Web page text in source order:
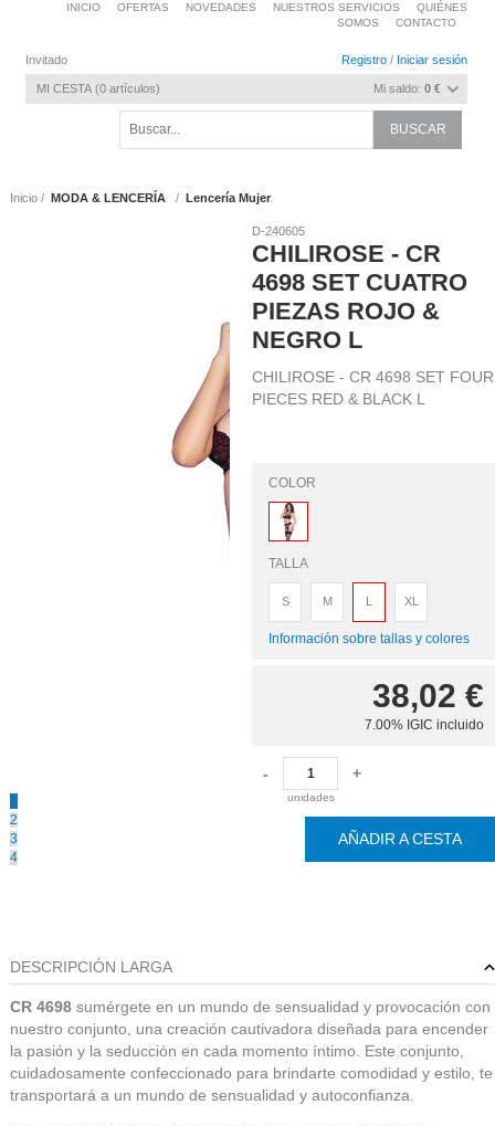
Invitado Registro / Iniciar sesión
MI CESTA 0 artículos Mi saldo: 0 €
INICIO OFERTAS NOVEDADES NUESTROS SERVICIOS
QUIÉNES
SOMOS
CONTACTO
Inicio MODA & LENCERÍA Lencería Mujer
2
3
4
D-240605
CHILIROSE - CR
4698 SET CUATRO
PIEZAS ROJO &
NEGRO L
CHILIROSE - CR 4698 SET FOUR
PIECES RED & BLACK L
COLOR
TALLA
S M L XL
Información sobre tallas y colores
38,02 €
7.00% IGIC incluido
-
unidades
+
AÑADIR A CESTA
DESCRIPCIÓN LARGA
CR 4698 sumérgete en un mundo de sensualidad y provocación con
nuestro conjunto, una creación cautivadora diseñada para encender
la pasión y la seducción en cada momento íntimo. Este conjunto,
cuidadosamente confeccionado para brindarte comodidad y estilo, te
transportará a un mundo de sensualidad y autoconfianza.